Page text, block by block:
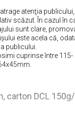
atenţia
scăzut. În cazul în
sunt clare,
este acela că,
publicului.
cuprinse între
carton DCL